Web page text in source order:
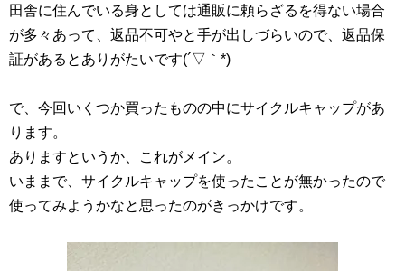
田舎に住んでいる身としては通販に頼らざるを得ない場合
が多々あって、返品不可やと手が出しづらいので、返品保
証があるとありがたいです(´▽｀*)
で、今回いくつか買ったものの中にサイクルキャップがあ
ります。
ありますというか、これがメイン。
いままで、サイクルキャップを使ったことが無かったので
使ってみようかなと思ったのがきっかけです。